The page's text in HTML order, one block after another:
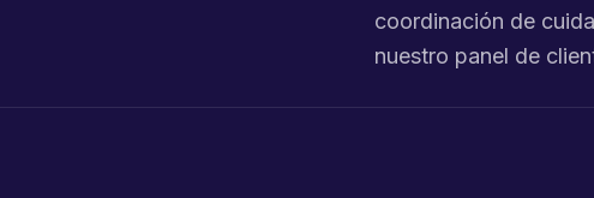
coordinación de
nuestro panel de